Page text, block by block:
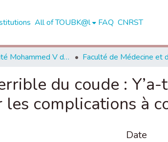
All of TOUBK@l FAQ CNRST
Université Mohammed V de Rabat
du coude :
les complications à
Date